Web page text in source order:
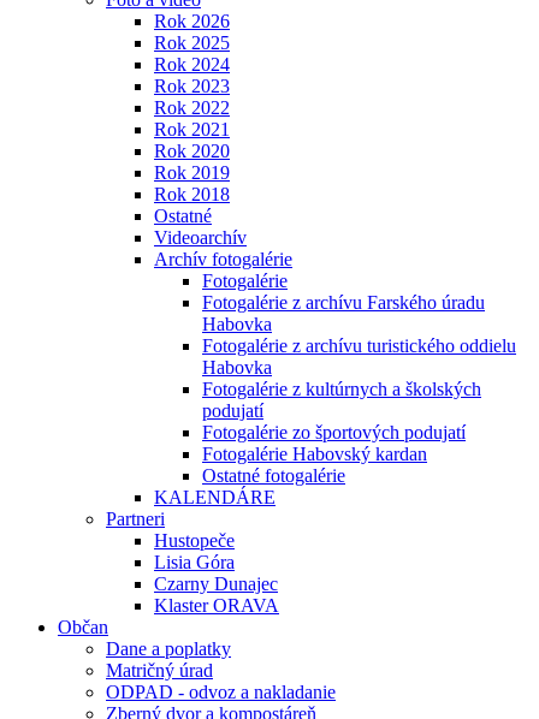
Rok 2026
Rok 2025
Rok 2024
Rok 2023
Rok 2022
Rok 2021
Rok 2020
Rok 2019
Rok 2018
Ostatné
Videoarchív
Archív fotogalérie
Fotogalérie
Fotogalérie z archívu Farského úradu
Habovka
Fotogalérie z archívu turistického oddielu
Habovka
Fotogalérie z kultúrnych a školských
podujatí
Fotogalérie zo športových podujatí
Fotogalérie Habovský kardan
Ostatné fotogalérie
KALENDÁRE
Partneri
Hustopeče
Lisia Góra
Czarny Dunajec
Klaster ORAVA
Občan
Dane a poplatky
Matričný úrad
ODPAD - odvoz a nakladanie
Zberný dvor a kompostáreň